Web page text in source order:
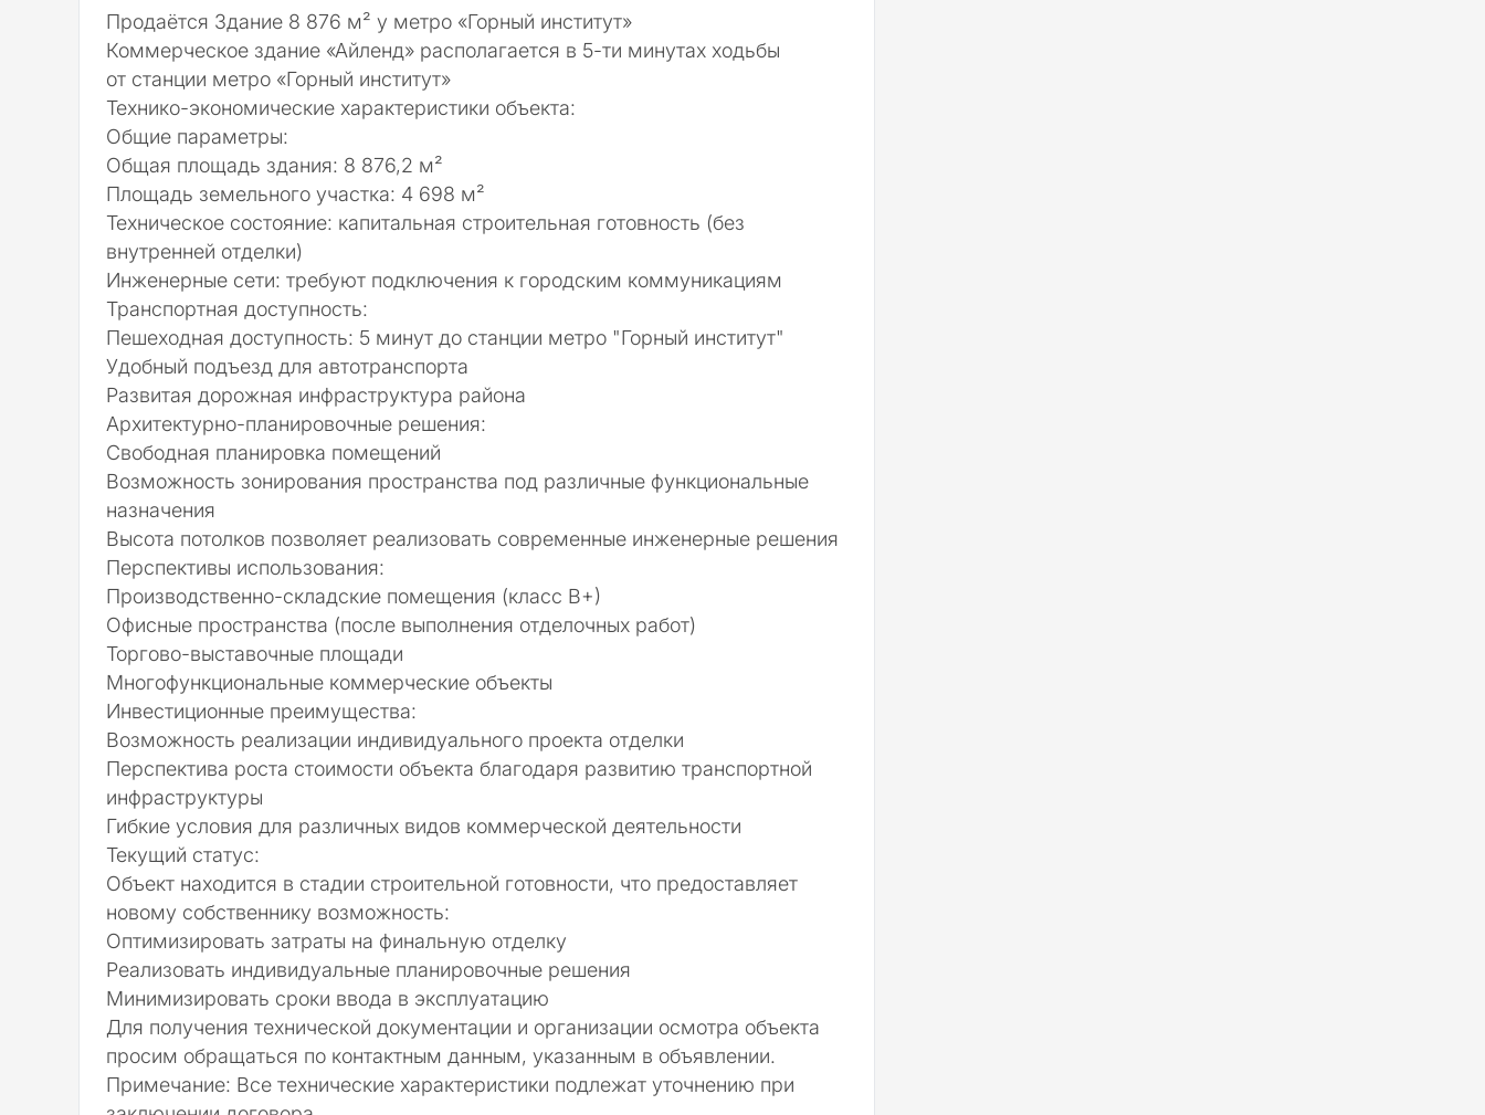
Продаётся Здание 8 876 м² у метро «Горный институт»
Коммерческое здание «Айленд» располагается в 5-ти минутах ходьбы
от станции метро «Горный институт»
Технико-экономические характеристики объекта:
Общие параметры:
Общая площадь здания: 8 876,2 м²
Площадь земельного участка: 4 698 м²
Техническое состояние: капитальная строительная готовность (без
внутренней отделки)
Инженерные сети: требуют подключения к городским коммуникациям
Транспортная доступность:
Пешеходная доступность: 5 минут до станции метро "Горный институт"
Удобный подъезд для автотранспорта
Развитая дорожная инфраструктура района
Архитектурно-планировочные решения:
Свободная планировка помещений
Возможность зонирования пространства под различные функциональные
назначения
Высота потолков позволяет реализовать современные инженерные решения
Перспективы использования:
Производственно-складские помещения (класс В+)
Офисные пространства (после выполнения отделочных работ)
Торгово-выставочные площади
Многофункциональные коммерческие объекты
Инвестиционные преимущества:
Возможность реализации индивидуального проекта отделки
Перспектива роста стоимости объекта благодаря развитию транспортной
инфраструктуры
Гибкие условия для различных видов коммерческой деятельности
Текущий статус:
Объект находится в стадии строительной готовности, что предоставляет
новому собственнику возможность:
Оптимизировать затраты на финальную отделку
Реализовать индивидуальные планировочные решения
Минимизировать сроки ввода в эксплуатацию
Для получения технической документации и организации осмотра объекта
просим обращаться по контактным данным, указанным в объявлении.
Примечание: Все технические характеристики подлежат уточнению при